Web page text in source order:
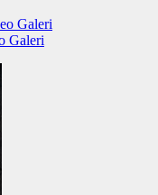
Galeri
Galeri